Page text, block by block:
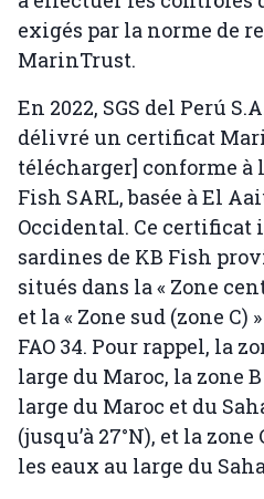
exigés par la norme de
MarinTrust.
En 2022, SGS del Perú
délivré un certificat
télécharger] conforme à
Fish SARL, basée à El
Occidental. Ce certificat
sardines de KB Fish
situés dans la « Zone
et la « Zone sud (zone C)
FAO 34. Pour rappel, la
large du Maroc, la zone
large du Maroc et du
(jusqu’à 27°N), et la
les eaux au large du